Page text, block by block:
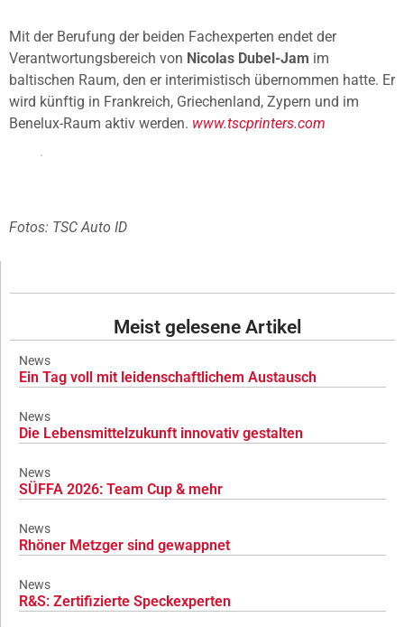
Mit der Berufung der beiden Fachexperten endet der
Verantwortungsbereich von Nicolas Dubel-Jam im
baltischen Raum, den er interimistisch übernommen hatte. Er
wird künftig in Frankreich, Griechenland, Zypern und im
Benelux-Raum aktiv werden. www.tscprinters.com
Fotos: TSC Auto ID
Meist gelesene Artikel
News
Ein Tag voll mit leidenschaftlichem Austausch
News
Die Lebensmittelzukunft innovativ gestalten
News
SÜFFA 2026: Team Cup & mehr
News
Rhöner Metzger sind gewappnet
News
R&S: Zertifizierte Speckexperten